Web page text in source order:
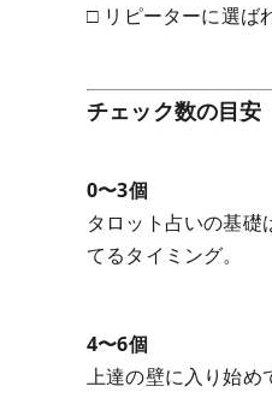
□ リピーターに選ば
チェック数の目安
0〜3個
タロット占いの基
てるタイミング。
4〜6個
上達の壁に入り始め